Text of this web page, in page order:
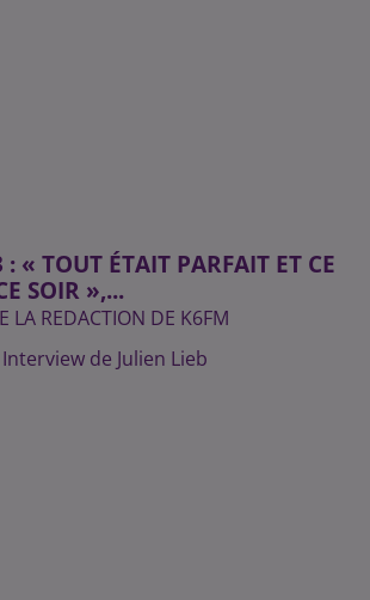
« TOUT ÉTAIT PARFAIT ET CE
SOIR »,...
LA REDACTION DE K6FM